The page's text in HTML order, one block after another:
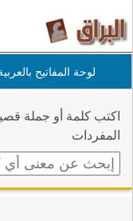
لوحة المفاتيح
اكتب كلمة أو جملة
المفردات